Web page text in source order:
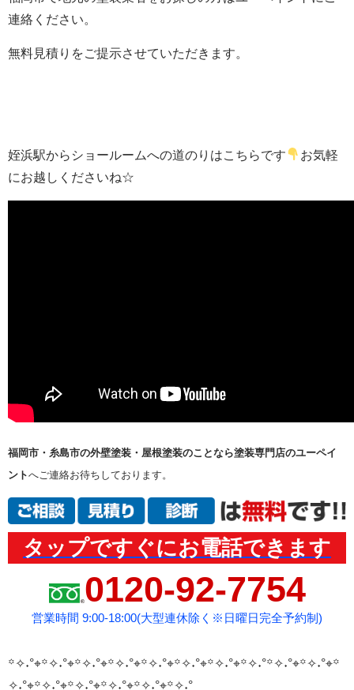
連絡ください。
無料見積りをご提示させていただきます。
姪浜駅からショールームへの道のりはこちらです
お気軽
にお越しくださいね☆
福岡市・糸島市の外壁塗装・屋根塗装のことなら塗装専門店のユーペイ
ントへご連絡お待ちしております。
タップですぐにお電話できます
0120-92-7754
営業時間 9:00-18:00(大型連休除く※日曜日完全予約制)
꙳✧˖°⌖꙳✧˖°⌖꙳✧˖°⌖꙳✧˖°⌖꙳✧˖°⌖꙳✧˖°⌖꙳✧˖°⌖꙳✧˖°꙳✧˖°⌖꙳✧˖°⌖꙳
✧˖°⌖꙳✧˖°⌖꙳✧˖°⌖꙳✧˖°⌖꙳✧˖°⌖꙳✧˖°